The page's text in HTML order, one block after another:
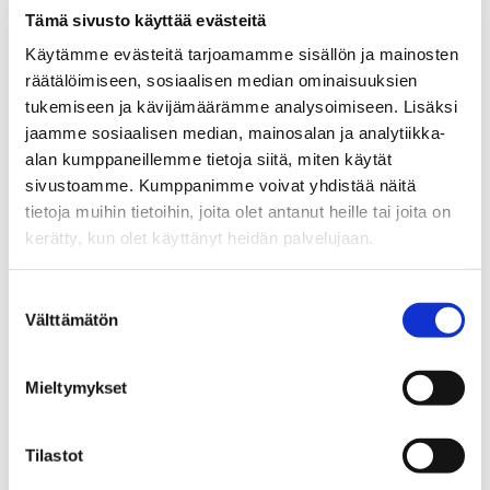
Tämä sivusto käyttää evästeitä
Käytämme evästeitä tarjoamamme sisällön ja mainosten
räätälöimiseen, sosiaalisen median ominaisuuksien
tukemiseen ja kävijämäärämme analysoimiseen. Lisäksi
jaamme sosiaalisen median, mainosalan ja analytiikka-
alan kumppaneillemme tietoja siitä, miten käytät
sivustoamme. Kumppanimme voivat yhdistää näitä
tietoja muihin tietoihin, joita olet antanut heille tai joita on
kerätty, kun olet käyttänyt heidän palvelujaan.
Katso lisätietoja käyttämistämme evästeistä
valinta
Välttämätön
Mieltymykset
Tilastot
1 798,00€
TUTUSTU
1 643,00€ Alkuperäinen
oli:
1
643,00 €.
990,00
on:
990,00
TUTUSTU
kirjoituslipasto
Talonpoikaisrokokoo lipasto